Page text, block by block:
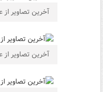
آخرین تصاویر
آخرین تصاویر